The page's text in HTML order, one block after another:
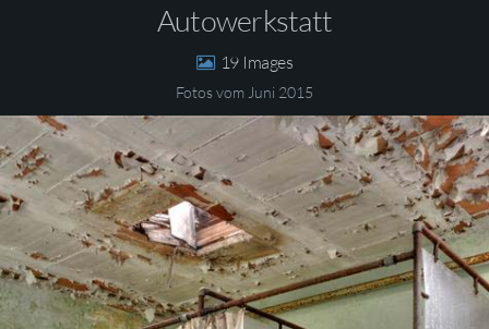
Autowerkstatt
19
Fotos vom Juni 2015